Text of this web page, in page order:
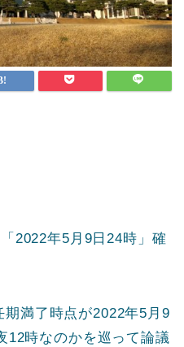
2022年5月9日24時」確
満了時点が2022年5月9
12時なのかを巡って論議